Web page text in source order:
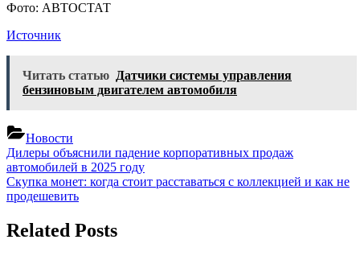
Фото: АВТОСТАТ
Источник
Читать статью Датчики системы управления
бензиновым двигателем автомобиля
Новости
Навигация
по
записям
Previous
Post:
Дилеры объяснили падение корпоративных продаж
автомобилей в 2025 году
Next
Post:
Скупка монет: когда стоит расставаться с коллекцией и как не
продешевить
Related Posts